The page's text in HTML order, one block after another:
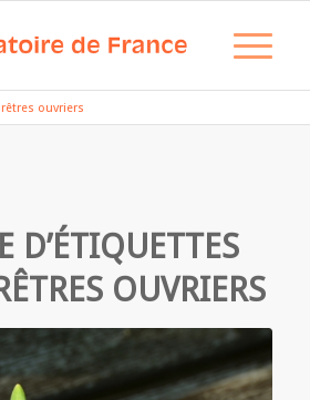
ouvriers
D’ÉTIQUETTES
OUVRIERS